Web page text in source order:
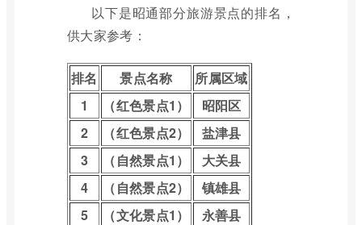
以下是昭通部分旅游景点的排名，
供大家参考：
排名 景点名称
所属区域
1
（红色景点1）
昭阳区
2
（红色景点2）
盐津县
3
（自然景点1）
大关县
4
（自然景点2）
镇雄县
5
（文化景点1）
永善县